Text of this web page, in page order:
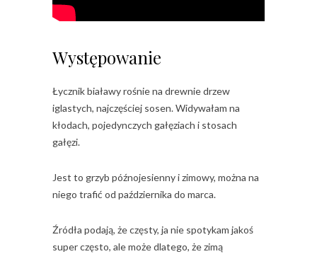
Występowanie
Łycznik białawy rośnie na drewnie drzew
iglastych, najczęściej sosen. Widywałam na
kłodach, pojedynczych gałęziach i stosach
gałęzi.
Jest to grzyb późnojesienny i zimowy, można na
niego trafić od października do marca.
Źródła podają, że częsty, ja nie spotykam jakoś
super często, ale może dlatego, że zimą